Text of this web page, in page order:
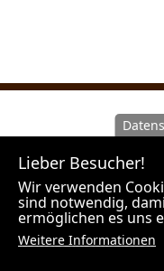
Wir machen Sie
als Vermittler
angebotenen
Veranstalter der
des jeweiligen
Lieber Besucher!
Wir verwenden
sind notwendig,
ermöglichen es uns
Weitere Informationen